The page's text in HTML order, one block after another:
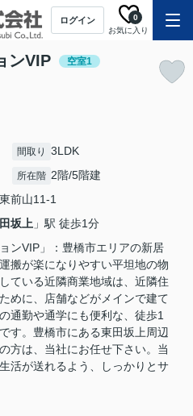
ログイン
お気に入り
0
ンVIP 空室1
間取り 3LDK
所在階 2階/5階建
前山11-1
坂上 」駅 徒歩1分
ンVIP」：豊橋市エリアの新居
搬が楽になりやすい平坦地の物
ている近隣商業地域は、近隣住
めに、店舗などがメインで建て
通勤や通学にも便利な、徒歩1
す。豊橋市にある東田坂上周辺
方は、当社にお任せ下さい。当
活が送れるよう、しっかりとサ